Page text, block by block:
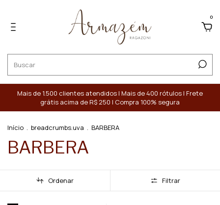
0
Mais de 1.500 clientes atendidos | Mais de 400 rótulos | Frete
grátis acima de R$ 250 | Compra 100% segura
Início . breadcrumbs.uva . BARBERA
BARBERA
Ordenar Filtrar